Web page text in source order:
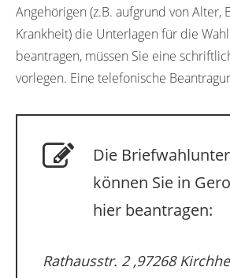
Angehörigen (z.B. aufgrund von Alter,
Krankheit) die Unterlagen für die
beantragen, müssen Sie eine
vorlegen. Eine telefonische
Die
können Sie in
hier beantragen:
Rathausstr. 2 ,97268